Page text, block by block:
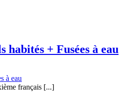
habités + Fusées à eau
à eau
français [...]